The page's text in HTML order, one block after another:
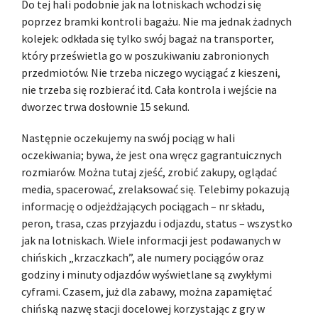
Do tej hali podobnie jak na lotniskach wchodzi się
poprzez bramki kontroli bagażu. Nie ma jednak żadnych
kolejek: odkłada się tylko swój bagaż na transporter,
który prześwietla go w poszukiwaniu zabronionych
przedmiotów. Nie trzeba niczego wyciągać z kieszeni,
nie trzeba się rozbierać itd. Cała kontrola i wejście na
dworzec trwa dosłownie 15 sekund.
Następnie oczekujemy na swój pociąg w hali
oczekiwania; bywa, że jest ona wręcz gagrantuicznych
rozmiarów. Można tutaj zjeść, zrobić zakupy, oglądać
media, spacerować, zrelaksować się. Telebimy pokazują
informację o odjeżdżających pociągach – nr składu,
peron, trasa, czas przyjazdu i odjazdu, status – wszystko
jak na lotniskach. Wiele informacji jest podawanych w
chińskich „krzaczkach”, ale numery pociągów oraz
godziny i minuty odjazdów wyświetlane są zwykłymi
cyframi. Czasem, już dla zabawy, można zapamiętać
chińską nazwę stacji docelowej korzystając z gry w